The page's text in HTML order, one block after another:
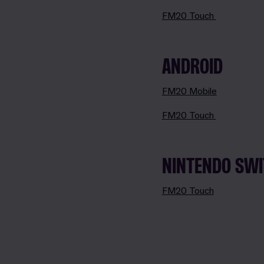
FM20 Touch
ANDROID
FM20 Mobile
FM20 Touch
NINTENDO
FM20 Touch